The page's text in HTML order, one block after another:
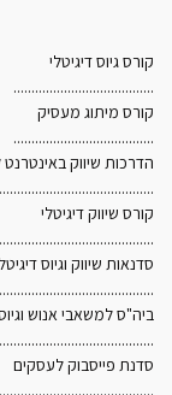
קורס גיוס דיגיטלי
.......................................
קורס מיתוג מעסיק
.......................................
הדרכות שיווק באינטרנט
קורס שיווק דיגיטלי
סדנאות שיווק וגיוס
ביה"ס למשאבי אנוש
סדנת פייסבוק לעסקים